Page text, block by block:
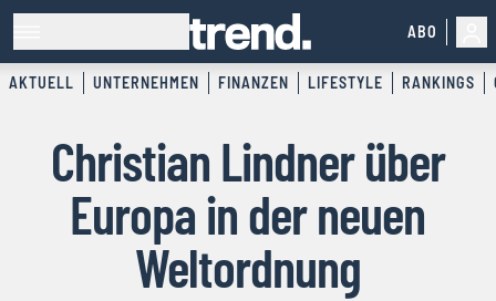
ABO
AKTUELL UNTERNEHMEN FINANZEN LIFESTYLE RANKINGS
Christian Lindner über
Europa in der neuen
Weltordnung